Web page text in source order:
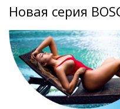
Новая серия